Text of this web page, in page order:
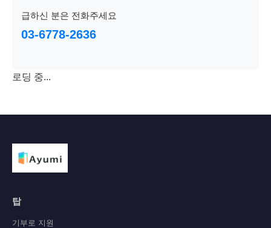
급하신 분은 전화주세요
03-6778-2636
로딩 중...
탑
기부로 지원